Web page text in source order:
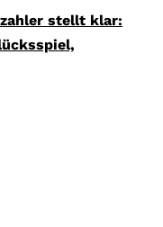
stellt klar: